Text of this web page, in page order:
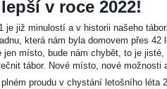
v roce 2022!
je již minulostí a v historii našeho
která nám byla domovem přes
místo, bude nám chybět, to je
tábor. Nové místo, nové
proudu v chystání letošního léta